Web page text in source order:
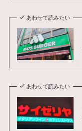
あわせて読みたい
あわせて読みたい